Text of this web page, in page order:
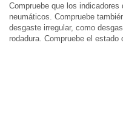
Compruebe que los
neumáticos. Compruebe
desgaste irregular, como
rodadura. Compruebe el estado